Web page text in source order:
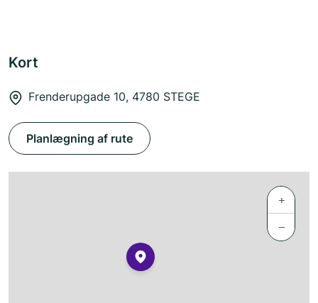
Kort
Frenderupgade 10, 4780 STEGE
Planlægning af rute
+
−